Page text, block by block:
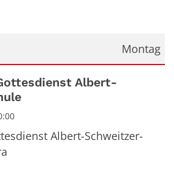
Montag
Albert-
Albert-Schweitzer-